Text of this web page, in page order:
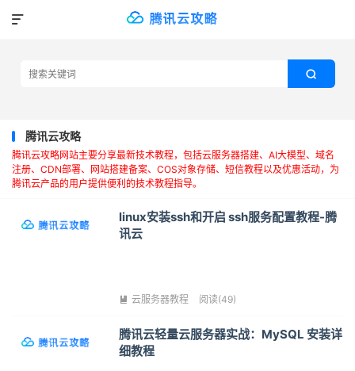


腾讯云攻略
腾讯云攻略网站主要分享最新技术教程，包括云服务器搭建、AI大模型、域名
注册、CDN部署、网站搭建备案、COS对象存储、短信教程以及优惠活动，为
腾讯云产品的用户提供便利的技术教程指导。
linux安装ssh和开启 ssh服务配置教程-腾
讯云
 云服务器教程 阅读(49)
腾讯云轻量云服务器实战：MySQL 安装详
细教程